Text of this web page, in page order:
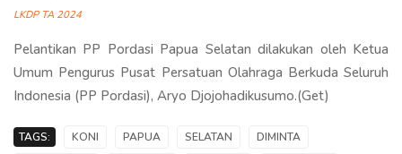
LKDP TA 2024
Pelantikan PP Pordasi Papua Selatan dilakukan oleh Ketua
Umum Pengurus Pusat Persatuan Olahraga Berkuda Seluruh
Indonesia (PP Pordasi), Aryo Djojohadikusumo.(Get)
TAGS: KONI PAPUA SELATAN
DIMINTA